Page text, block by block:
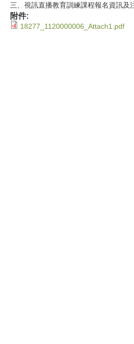
三、視訊直播教育訓練課程報名資訊及
附件:
18277_1120000006_Attach1.pdf